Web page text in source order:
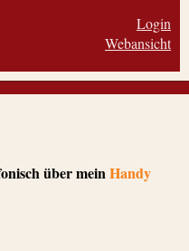
Login
Webansicht
über mein Handy